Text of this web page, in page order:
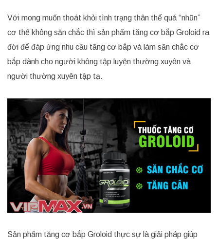
Với mong muốn thoát khỏi tình trạng thân thể quá “nhũn”
cơ thể không săn chắc thì sản phẩm tăng cơ bắp Groloid ra
đời để đáp ứng nhu cầu tăng cơ bắp và làm săn chắc cơ
bắp dành cho người không tập luyện thường xuyên và
người thường xuyên tập tạ.
Sản phẩm tăng cơ bắp Groloid thực sự là giải pháp giúp